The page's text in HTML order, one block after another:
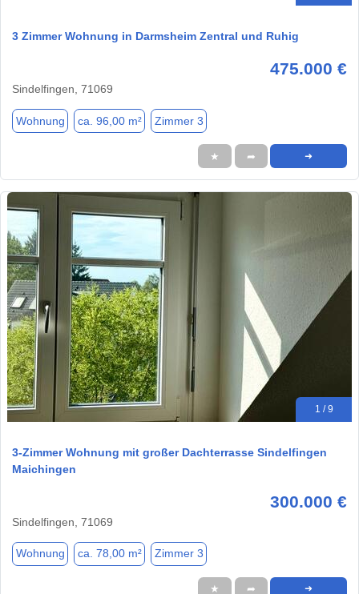
3 Zimmer Wohnung in Darmsheim Zentral und Ruhig
475.000 €
Sindelfingen, 71069
Wohnung ca. 96,00 m² Zimmer 3
★ ➦ ➜
1 / 9
3-Zimmer Wohnung mit großer Dachterrasse Sindelfingen
Maichingen
300.000 €
Sindelfingen, 71069
Wohnung ca. 78,00 m² Zimmer 3
★ ➦ ➜